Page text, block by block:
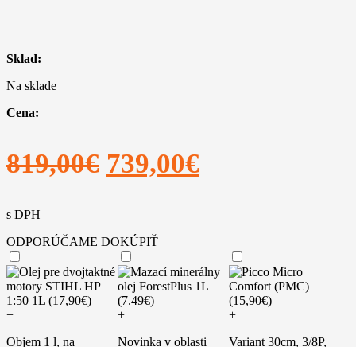
Sklad:
Na sklade
Cena:
819,00€ Pôvodná
bola:
819,00€.
739,00€
739,00€.
s DPH
ODPORÚČAME DOKÚPIŤ
+
Objem 1 l, na
+
Novinka v oblasti
+
Variant 30cm, 3/8P,